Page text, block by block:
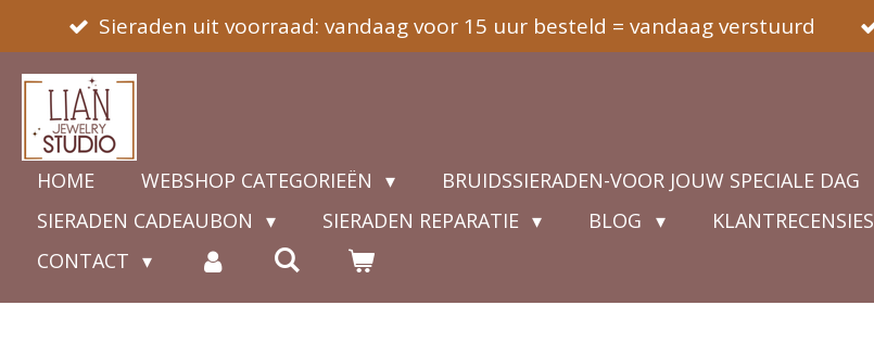
direct
naar
hoofdinhoud
Sieraden uit voorraad: vandaag voor 15 uur besteld = vandaag verstuurd
HOME WEBSHOP CATEGORIEËN BRUIDSSIERADEN-VOOR JOUW SPECIALE DAG
SIERADEN CADEAUBON
SIERADEN REPARATIE BLOG KLANTRECENSIES
CONTACT